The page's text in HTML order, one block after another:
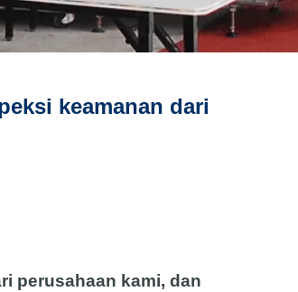
keamanan dari
perusahaan kami, dan